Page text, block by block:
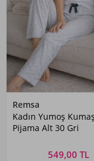
Remsa
Kadın Yumoş
Pijama Alt 30 Gri
549,00 TL